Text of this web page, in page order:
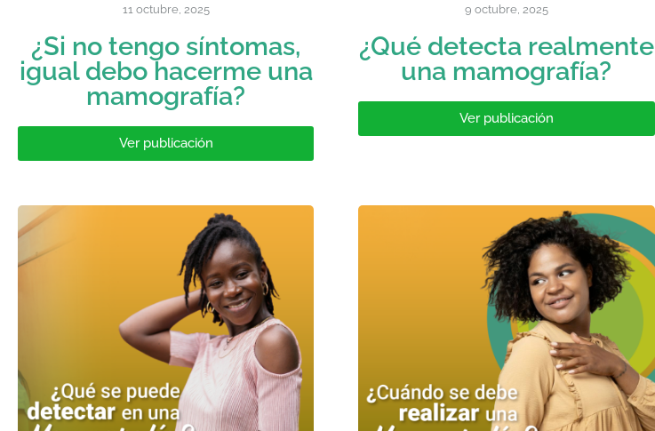
11 octubre, 2025
¿Si no tengo síntomas,
igual debo hacerme una
mamografía?
Ver publicación
9 octubre, 2025
¿Qué detecta realmente
una mamografía?
Ver publicación